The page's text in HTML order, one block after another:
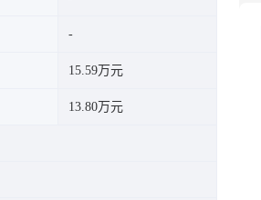
15.59万元
13.80万元